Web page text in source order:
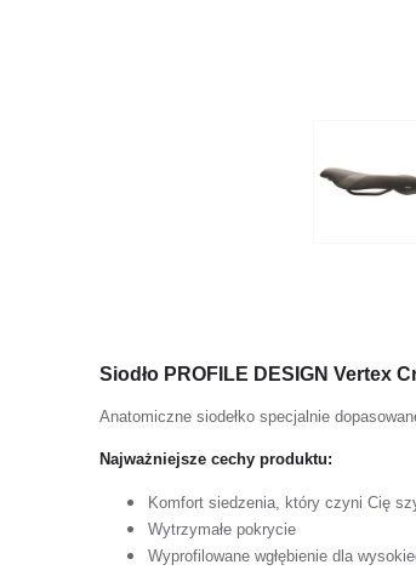
Siodło PROFILE DESIGN Vertex
Anatomiczne siodełko specjalnie
Najważniejsze cechy produktu:
Komfort siedzenia, który czyni Cię
Wytrzymałe pokrycie
Wyprofilowane wgłębienie dla